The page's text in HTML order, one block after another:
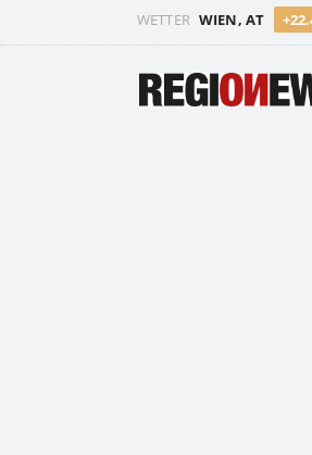
WETTER WIEN, AT